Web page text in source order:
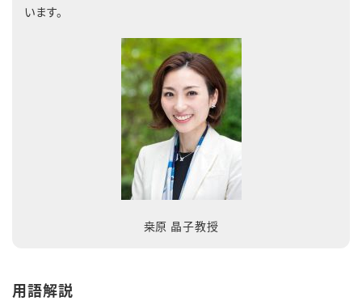
います。
桒原 晶子教授
用語解説